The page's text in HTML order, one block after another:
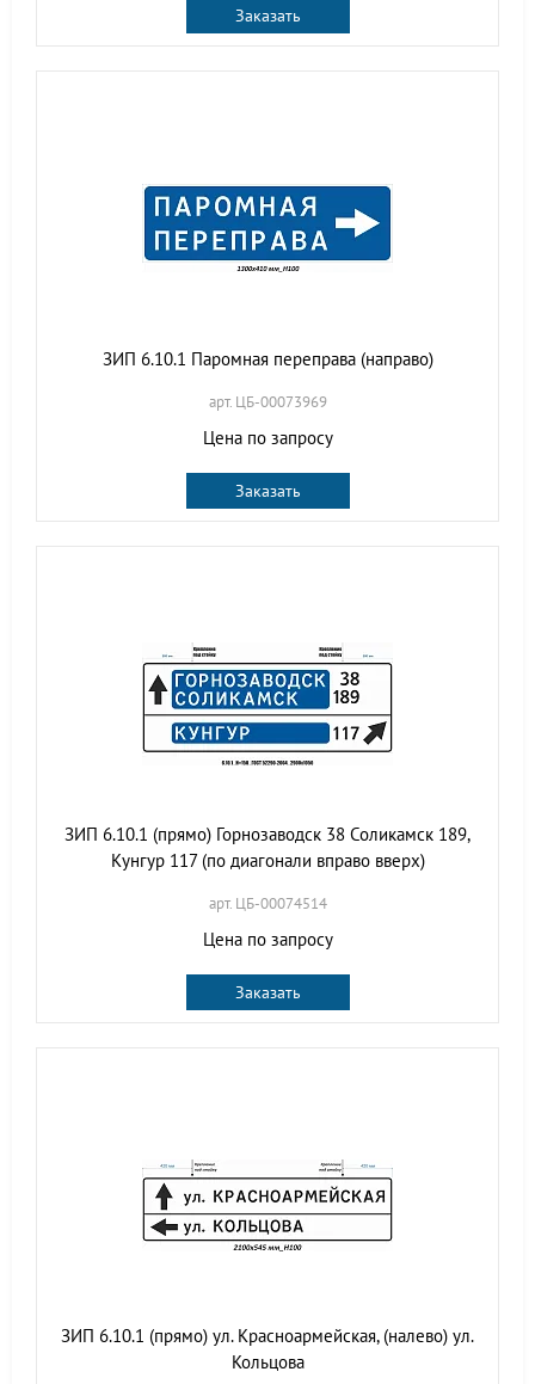
Заказать
ЗИП 6.10.1 Паромная переправа (направо)
арт. ЦБ-00073969
Цена по запросу
Заказать
ЗИП 6.10.1 (прямо) Горнозаводск 38 Соликамск 189,
Кунгур 117 (по диагонали вправо вверх)
арт. ЦБ-00074514
Цена по запросу
Заказать
ЗИП 6.10.1 (прямо) ул. Красноармейская, (налево) ул.
Кольцова